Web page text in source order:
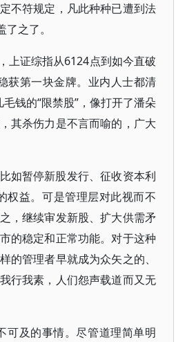
不符规定，凡此种种已遭到法
之了。
上证综指从6124点到如今直破
获第一块金牌。业内人士都清
钱的“限禁股”，像打开了潘朵
其杀伤力是不言而喻的，广大
如暂停新股发行、征收资本利
权益。可是管理层对此视而不
，继续审发新股、扩大供需矛
的稳定和正常功能。对于这种
管理者早就成为众矢之的、
行我素，人们怨声载道而又无
可及的事情。尽管道理简单明